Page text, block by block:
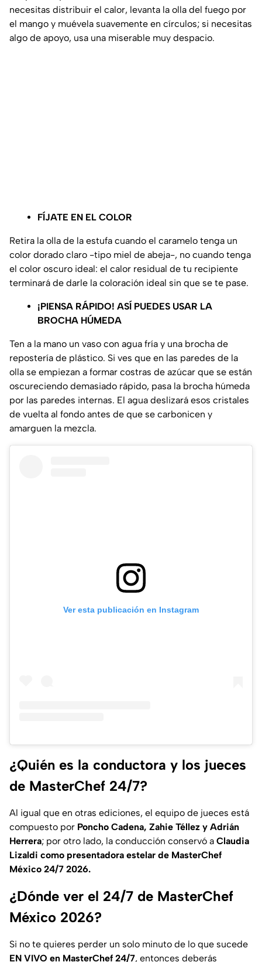
necesitas distribuir el calor, levanta la olla del fuego por
el mango y muévela suavemente en círculos; si necesitas
algo de apoyo, usa una miserable muy despacio.
FÍJATE EN EL COLOR
Retira la olla de la estufa cuando el caramelo tenga un
color dorado claro -tipo miel de abeja-, no cuando tenga
el color oscuro ideal: el calor residual de tu recipiente
terminará de darle la coloración ideal sin que se te pase.
¡PIENSA RÁPIDO! ASÍ PUEDES USAR LA
BROCHA HÚMEDA
Ten a la mano un vaso con agua fría y una brocha de
repostería de plástico. Si ves que en las paredes de la
olla se empiezan a formar costras de azúcar que se están
oscureciendo demasiado rápido, pasa la brocha húmeda
por las paredes internas. El agua deslizará esos cristales
de vuelta al fondo antes de que se carbonicen y
amarguen la mezcla.
Ver esta publicación en Instagram
¿Quién es la conductora y los jueces
de MasterChef 24/7?
Al igual que en otras ediciones, el equipo de jueces está
compuesto por Poncho Cadena, Zahie Téllez y Adrián
Herrera; por otro lado, la conducción conservó a Claudia
Lizaldi como presentadora estelar de MasterChef
México 24/7 2026.
¿Dónde ver el 24/7 de MasterChef
México 2026?
Si no te quieres perder un solo minuto de lo que sucede
EN VIVO en MasterChef 24/7, entonces deberás